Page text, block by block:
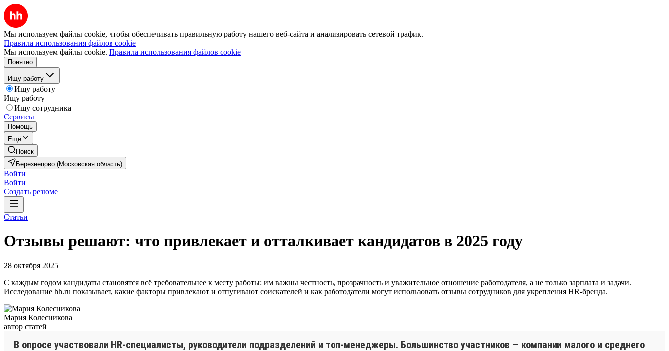
Мы используем файлы cookie, чтобы обеспечивать правильную работу нашего веб-сайта и анализировать сетевой трафик.
Правила использования файлов cookie
Мы используем файлы cookie. Правила использования файлов cookie
Понятно
Ищу работу
Ищу работу
Ищу работу
Ищу сотрудника
Сервисы
Помощь
Ещё
Поиск
Березнецово (Московская область)
Войти
Войти
Создать резюме
Статьи
Отзывы решают: что привлекает и отталкивает кандидатов в 2025 году
28 октября 2025
С каждым годом кандидаты становятся всё требовательнее к месту работы: им важны честность, прозрачность и уважительное отношение работодателя, а не только зарплата и задачи.
Исследование hh.ru показывает, какие факторы привлекают и отпугивают соискателей и как работодатели могут использовать отзывы сотрудников для укрепления HR-бренда.
Мария Колесникова
автор статей
В опросе участвовали HR-специалисты, руководители подразделений и топ-менеджеры. Большинство участников — компании малого и среднего